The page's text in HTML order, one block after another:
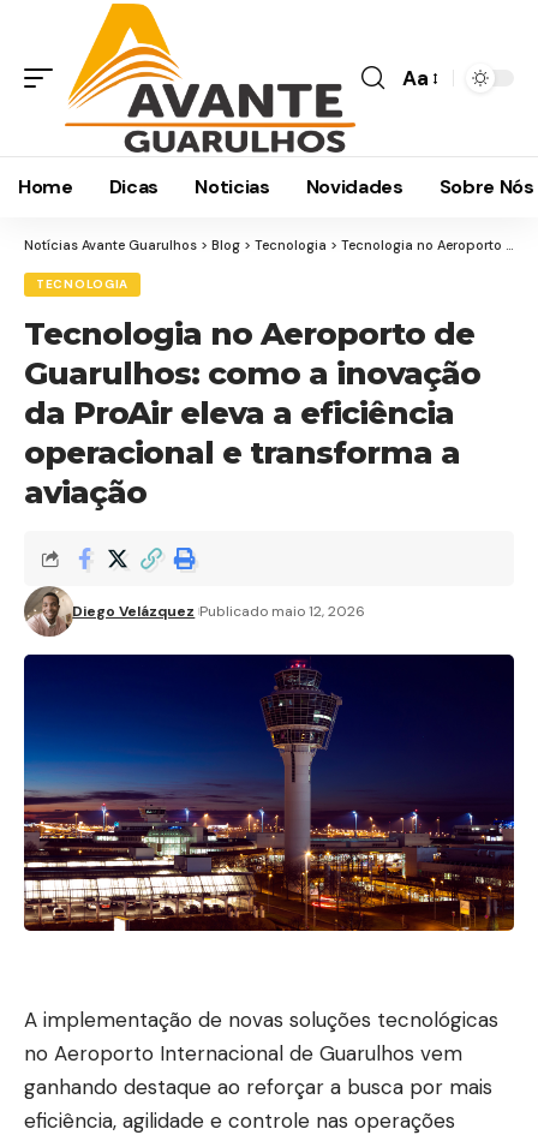
Aa
Home Dicas Noticias Novidades Sobre Nós
Notícias Avante Guarulhos > Blog > Tecnologia > Tecnologia no Aeroporto de Guarulhos: como a inovação da ProAir eleva a eficiência operacional e transforma a aviação
TECNOLOGIA
Tecnologia no Aeroporto de
Guarulhos: como a inovação
da ProAir eleva a eficiência
operacional e transforma a
aviação
Diego Velázquez Publicado maio 12, 2026
A implementação de novas soluções tecnológicas
no Aeroporto Internacional de Guarulhos vem
ganhando destaque ao reforçar a busca por mais
eficiência, agilidade e controle nas operações